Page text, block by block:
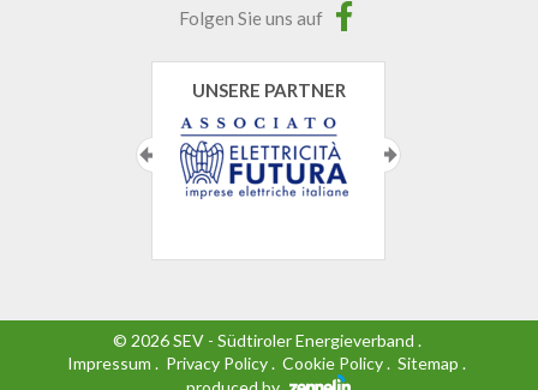
Folgen Sie uns auf
UNSERE PARTNER
© 2026SEV - Südtiroler Energieverband .
Impressum . Privacy Policy.Cookie Policy.Sitemap .